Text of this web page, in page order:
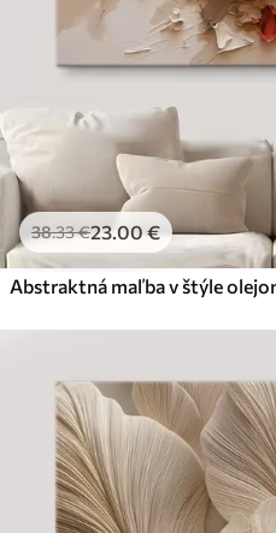
38.33€23.00€
Abstraktná maľba v štýle